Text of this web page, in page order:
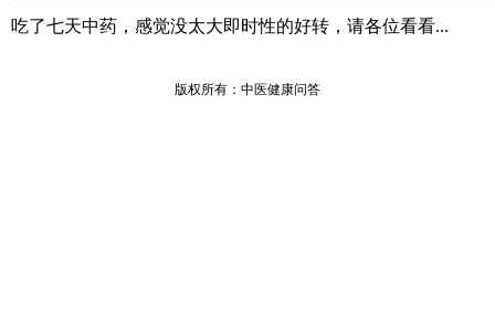
吃了七天中药，感觉没太大即时性的好转，请各位看看...
版权所有： 中医健康问答